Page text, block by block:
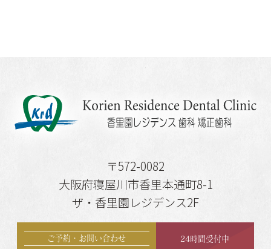
〒572-0082
大阪府寝屋川市香里本通町8-1
ザ・香里園レジデンス2F
ご予約・お問い合わせ 24時間受付中